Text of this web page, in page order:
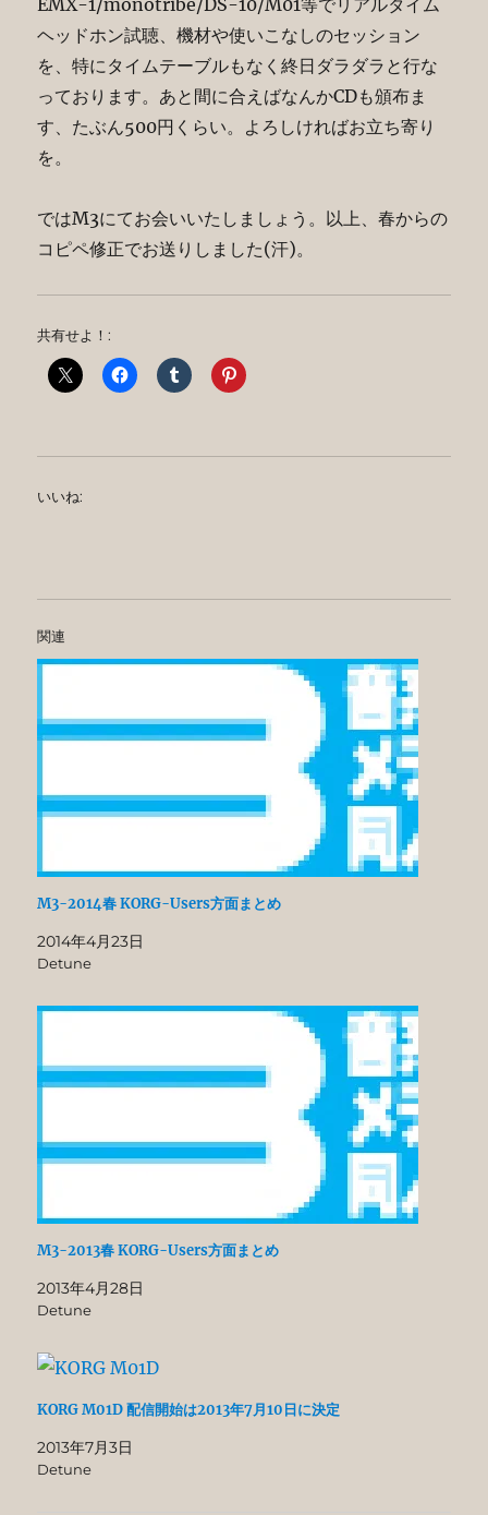
EMX-1/monotribe/DS-10/M01等でリアルタイム
ヘッドホン試聴、機材や使いこなしのセッション
を、特にタイムテーブルもなく終日ダラダラと行な
っております。あと間に合えばなんかCDも頒布ま
す、たぶん500円くらい。よろしければお立ち寄り
を。
ではM3にてお会いいたしましょう。以上、春からの
コピペ修正でお送りしました(汗)。
共有せよ！:
いいね:
関連
M3-2014春 KORG-Users方面まとめ
2014年4月23日
Detune
M3-2013春 KORG-Users方面まとめ
2013年4月28日
Detune
KORG M01D 配信開始は2013年7月10日に決定
2013年7月3日
Detune